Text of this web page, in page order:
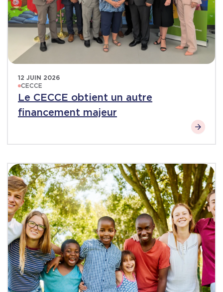
12 JUIN 2026
CECCE
Le CECCE obtient un autre
financement majeur